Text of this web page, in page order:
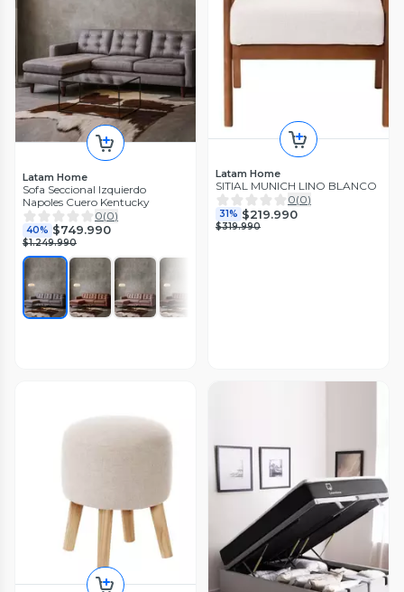
Latam Home
Sofa Seccional Izquierdo
Napoles Cuero Kentucky
0(0)
40% $749.990
$1.249.990
Latam Home
SITIAL MUNICH LINO BLANCO
0(0)
31% $219.990
$319.990